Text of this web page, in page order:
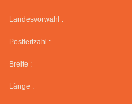
Landesvorwahl :
Postleitzahl :
Breite :
Länge :